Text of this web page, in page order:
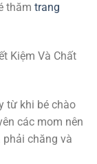
thăm trang
Kiệm Và Chất
từ khi bé chào
các mom nên
chăng và